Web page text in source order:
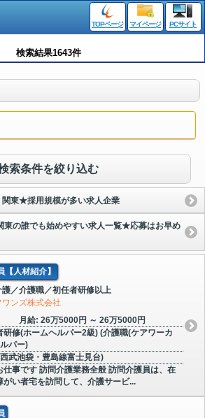
TOPページ マイページ PCサイト
検索結果1643件
索条件を絞り込む
関東★採用規模が多い求人企業
東の誰でも始めやすい求人一覧★応募はお早め
【人材紹介】
護／介護職／初任者研修以上
ワンズ株式会社
月給: 26万5000円 ～ 26万5000円
研修(ホームヘルパー2級) (介護職(ケアワーカ
パー)
武池袋・豊島線富士見台)
仕事です 訪問介護業務全般 訪問介護員は、在
がい者宅を訪問して、介護サービ...